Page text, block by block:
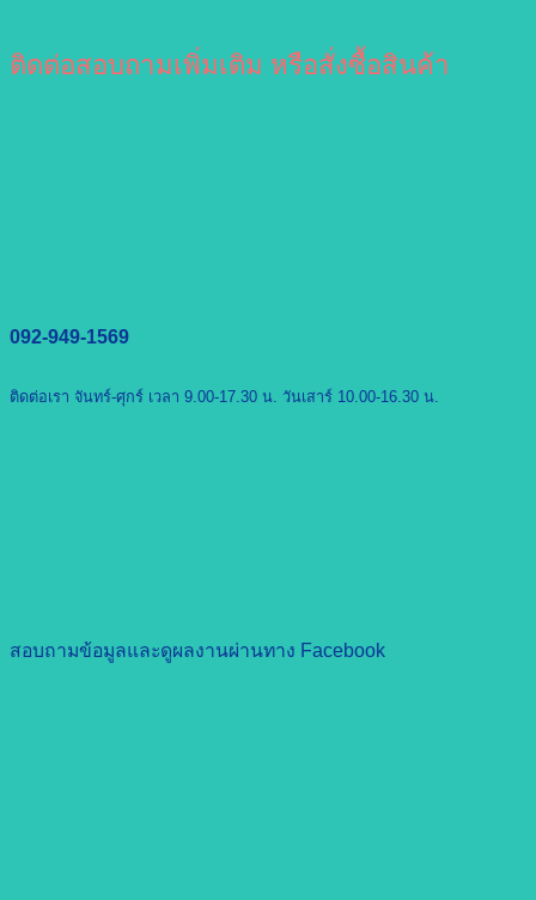
ติดต่อสอบถามเพิ่มเติม หรือสั่งซื้อสินค้า
092-949-1569
ติดต่อเรา จันทร์-ศุกร์ เวลา 9.00-17.30 น. วันเสาร์ 10.00-16.30 น.
สอบถามข้อมูลและดูผลงานผ่านทาง Facebook